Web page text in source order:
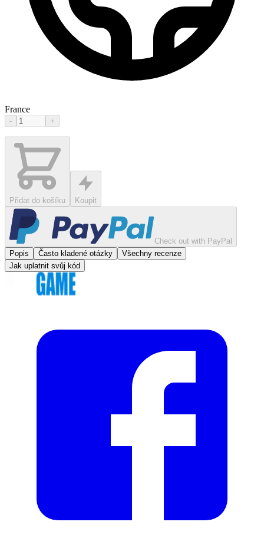
France
- +
Přidat do košíku Koupit
Check out with PayPal
Popis
Často kladené otázky
Všechny recenze
Jak uplatnit svůj kód